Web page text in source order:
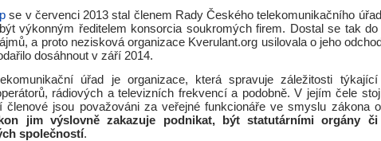
se v červenci 2013 stal členem Rady Českého telekomunikačního
výkonným ředitelem konsorcia soukromých firem. Dostal se tak do
a proto nezisková organizace Kverulant.org usilovala o jeho
dosáhnout v září 2014.
úřad je organizace, která spravuje záležitosti
rádiových a televizních frekvencí a podobně. V jejím čele
členové jsou považováni za veřejné funkcionáře ve smyslu zákona
jim výslovně zakazuje podnikat, být statutárními orgány či
společností.